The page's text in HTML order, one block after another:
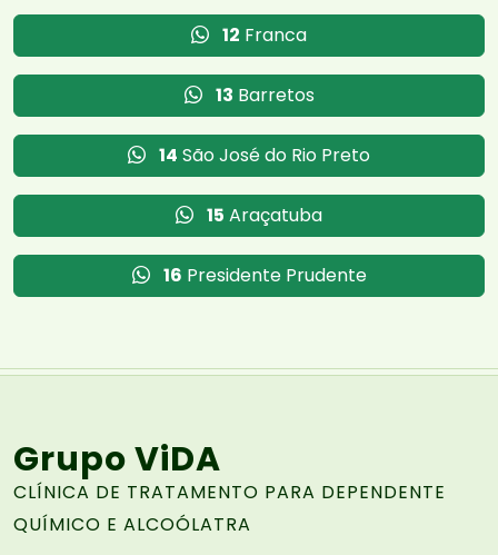
12 Franca
13 Barretos
14 São José do Rio Preto
15 Araçatuba
16 Presidente Prudente
Grupo ViDA
CLÍNICA DE TRATAMENTO PARA DEPENDENTE
QUÍMICO E ALCOÓLATRA